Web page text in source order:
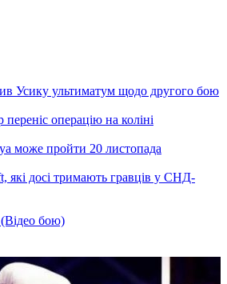
Усику ультиматум щодо другого бою
операцію на коліні
може пройти 20 листопада
які досі тримають гравців у СНД-
бою)